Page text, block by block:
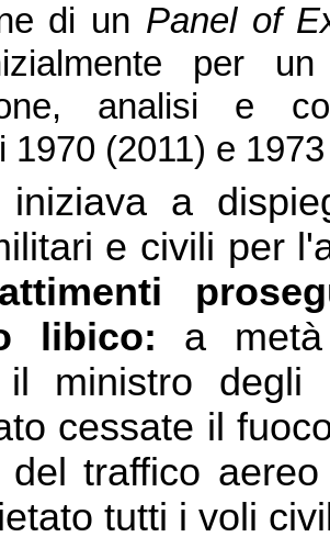
di un Panel of
per
analisi e
1970 (2011) e
iniziava a
e civili per
libico: a
il ministro degli
cessate il
del traffico
tutti i voli